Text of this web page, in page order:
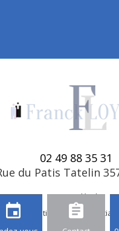
02 49 88 35 31
du Patis Tatelin
Mentions légales
Politique de confidentialité
event assignment